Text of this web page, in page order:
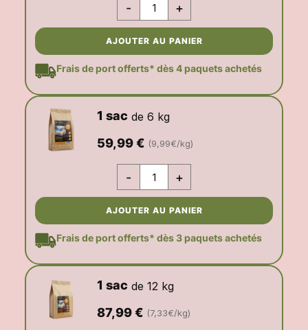
- +
Frais de port offerts* dès 4 paquets achetés
AJOUTER AU PANIER
1 sac de 6 kg
59,99€ (9,99€/kg)
- +
Frais de port offerts* dès 3 paquets achetés
AJOUTER AU PANIER
1 sac de 12 kg
87,99€ (7,33€/kg)